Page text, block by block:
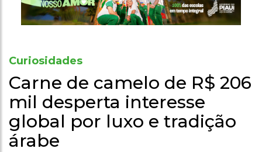
Curiosidades
Carne de camelo de R$ 206
mil desperta interesse
global por luxo e tradição
árabe